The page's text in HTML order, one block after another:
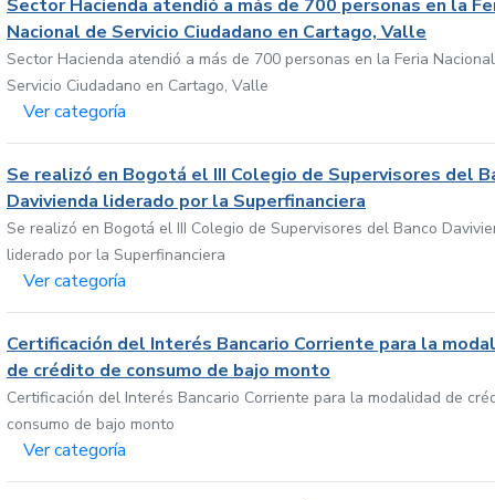
Sector Hacienda atendió a más de 700 personas en la
Nacional de Servicio Ciudadano en Cartago, Valle
Sector Hacienda atendió a más de 700 personas en la Feria
Servicio Ciudadano en Cartago, Valle
Ver categoría
Se realizó en Bogotá el III Colegio de Supervisores del
Davivienda liderado por la Superfinanciera
Se realizó en Bogotá el III Colegio de Supervisores del Banco
liderado por la Superfinanciera
Ver categoría
Certificación del Interés Bancario Corriente para la
de crédito de consumo de bajo monto
Certificación del Interés Bancario Corriente para la modalidad de
consumo de bajo monto
Ver categoría